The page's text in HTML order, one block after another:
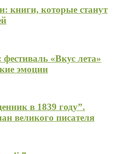
книги, которые станут
«Вкус лета»
эмоции
в 1839 году”.
великого писателя